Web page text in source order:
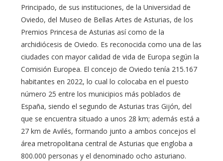
Principado, de sus instituciones, de la Universidad de
Oviedo, del Museo de Bellas Artes de Asturias, de los
Premios Princesa de Asturias así como de la
archidiócesis de Oviedo. Es reconocida como una de las
ciudades con mayor calidad de vida de Europa según la
Comisión Europea. El concejo de Oviedo tenía 215.167
habitantes en 2022, lo cual lo colocaba en el puesto
número 25 entre los municipios más poblados de
España, siendo el segundo de Asturias tras Gijón, del
que se encuentra situado a unos 28 km; además está a
27 km de Avilés, formando junto a ambos concejos el
área metropolitana central de Asturias que engloba a
800.000 personas y el denominado ocho asturiano.